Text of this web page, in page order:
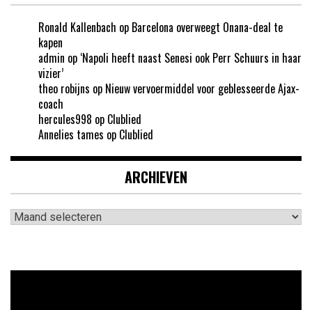
Ronald Kallenbach op Barcelona overweegt Onana-deal te
kapen
admin op ‘Napoli heeft naast Senesi ook Perr Schuurs in haar
vizier’
theo robijns op Nieuw vervoermiddel voor geblesseerde Ajax-
coach
hercules998 op Clublied
Annelies tames op Clublied
ARCHIEVEN
Archieven